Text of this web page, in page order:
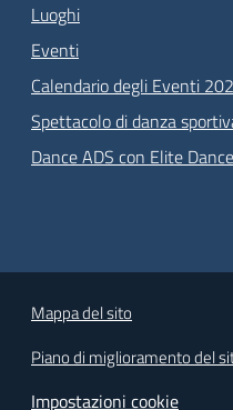
Luoghi
Eventi
Calendario degli Eventi
Spettacolo di danza
Dance ADS con Elite
Mappa del sito
Piano di miglioramento del
Impostazioni cookie